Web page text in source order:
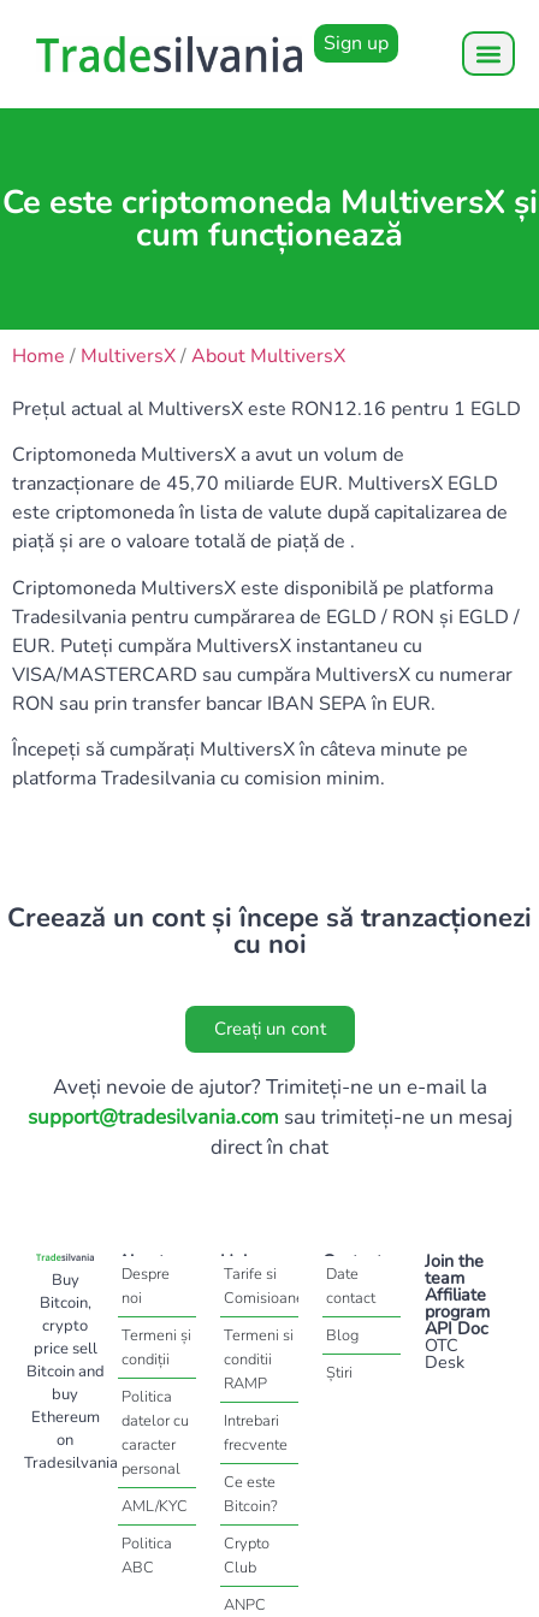
Sign up
Ce este criptomoneda MultiversX și
cum funcționează
Home / MultiversX/About MultiversX
Prețul actual al MultiversX este RON12.16 pentru 1 EGLD
Criptomoneda MultiversX a avut un volum de
tranzacționare de 45,70 miliarde EUR. MultiversX EGLD
este criptomoneda în lista de valute după capitalizarea de
piață și are o valoare totală de piață de .
Criptomoneda MultiversX este disponibilă pe platforma
Tradesilvania pentru cumpărarea de EGLD / RON și EGLD /
EUR. Puteți cumpăra MultiversX instantaneu cu
VISA/MASTERCARD sau cumpăra MultiversX cu numerar
RON sau prin transfer bancar IBAN SEPA în EUR.
Începeți să cumpărați MultiversX în câteva minute pe
platforma Tradesilvania cu comision minim.
Creează un cont și începe să tranzacționezi
cu noi
Creați un cont
Aveți nevoie de ajutor? Trimiteți-ne un e-mail la
support@tradesilvania.com sau trimiteți-ne un mesaj
direct în chat
Buy
Bitcoin,
crypto
price sell
Bitcoin and
buy
Ethereum
on
Tradesilvania
About
Despre
noi
Termeni și
condiții
Politica
datelor cu
caracter
personal
AML/KYC
Politica
ABC
Help
Tarife si
Comisioane
Termeni si
conditii
RAMP
Intrebari
frecvente
Ce este
Bitcoin?
Crypto
Club
ANPC
Contact
Date
contact
Blog
Știri
Join the
team
Affiliate
program
API Doc
OTC
Desk